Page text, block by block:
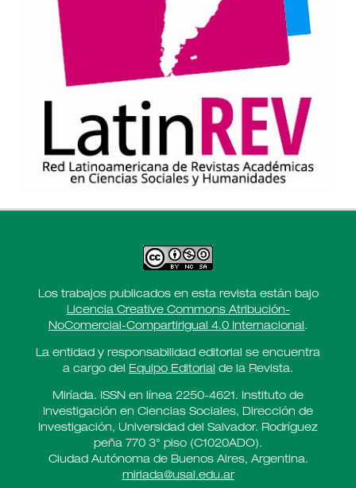
Los trabajos publicados en esta revista están bajo
Licencia Creative Commons Atribución-
NoComercial-CompartirIgual 4.0 Internacional.
La entidad y responsabilidad editorial se encuentra
a cargo del Equipo Editorial de la Revista.
Miríada. ISSN en línea 2250-4621. Instituto de
Investigación en Ciencias Sociales, Dirección de
Investigación, Universidad del Salvador. Rodríguez
peña 770 3° piso (C1020ADO).
Ciudad Autónoma de Buenos Aires, Argentina.
miriada@usal.edu.ar